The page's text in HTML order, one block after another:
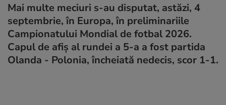
Mai multe meciuri s-au disputat, astăzi, 4
septembrie, în Europa, în preliminariile
Campionatului Mondial de fotbal 2026.
Capul de afiș al rundei a 5-a a fost partida
Olanda - Polonia, încheiată nedecis, scor 1-1.